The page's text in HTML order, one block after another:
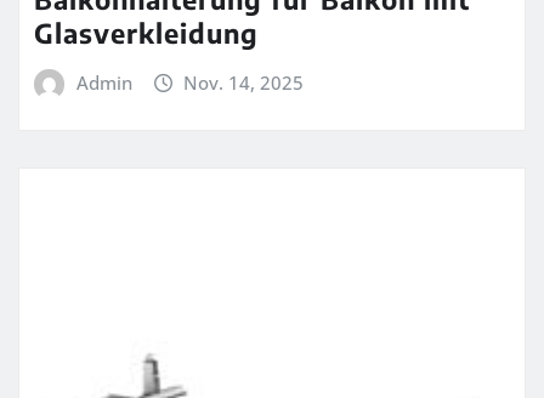
Glasverkleidung
Admin Nov. 14, 2025